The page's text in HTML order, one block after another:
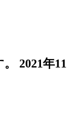
2021年11